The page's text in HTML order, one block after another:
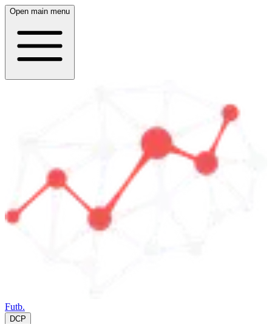
Open main menu
Futb.
DCP